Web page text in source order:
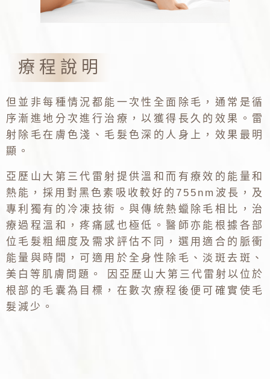
療程說明
但並非每種情況都能一次性全面除毛，通常是循
序漸進地分次進行治療，以獲得長久的效果。雷
射除毛在膚色淺、毛髮色深的人身上，效果最明
顯。
亞歷山大第三代雷射提供溫和而有療效的能量和
熱能，採用對黑色素吸收較好的755nm波長，及
專利獨有的冷凍技術。與傳統熱蠟除毛相比，治
療過程溫和，疼痛感也極低。醫師亦能根據各部
位毛髮粗細度及需求評估不同，選用適合的脈衝
能量與時間，可適用於全身性除毛、淡斑去斑、
美白等肌膚問題。 因亞歷山大第三代雷射以位於
根部的毛囊為目標，在數次療程後便可確實使毛
髮減少。